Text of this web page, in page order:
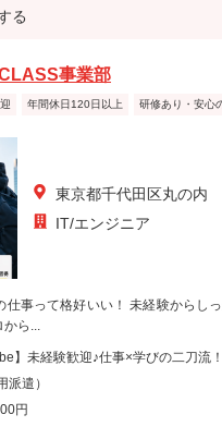
る
事業部
年間休日120日以上 研修あり・安心
東京都千代田区丸の内
IT/エンジニア
仕事って格好いい！ 未経験からし
から...
】未経験歓迎♪仕事×学びの二刀流！
遣）
円